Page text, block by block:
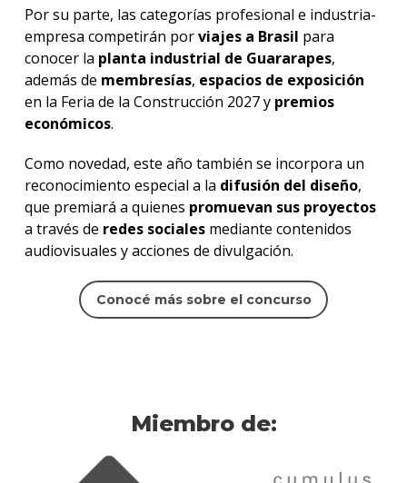
Por su parte, las categorías profesional e industria-
empresa competirán porviajes a Brasil para
conocer la planta industrial de Guararapes,
además de membresías, espacios de exposición
en la Feria de la Construcción 2027 y premios
económicos.
Como novedad, este año también se incorpora un
reconocimiento especial a la difusión del diseño,
que premiará a quienes promuevan sus proyectos
a través de redes socialesmediante contenidos
audiovisuales y acciones de divulgación.
Conocé más sobre el concurso
Miembro de: